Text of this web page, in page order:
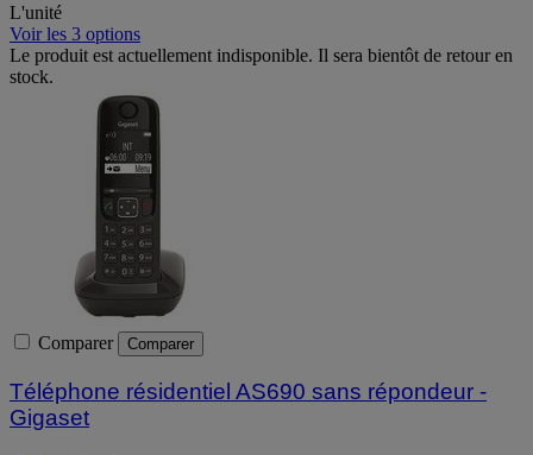
L'unité
Voir les 3 options
Le produit est actuellement indisponible. Il sera bientôt de retour en
stock.
Comparer Comparer
Téléphone résidentiel AS690 sans répondeur -
Gigaset